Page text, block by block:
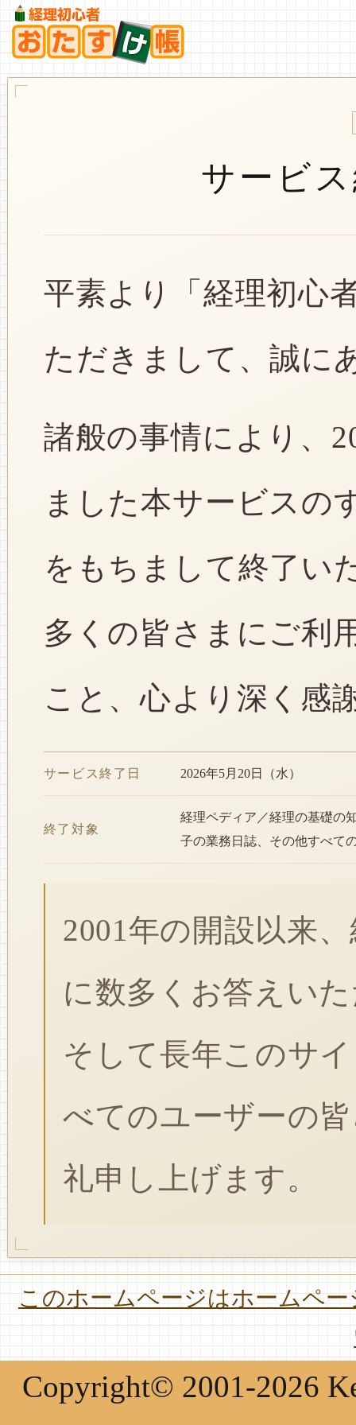
サービ
平素より「経理初心
ただきまして、誠に
諸般の事情により、
ました本サービスの
をもちまして終了い
多くの皆さまにご利
こと、心より深く感
サービス終了日 2026年5月20日（水）
終了対象
経理ペディア／経理の基礎の
子の業務日誌、その他すべて
2001年の開設以来
に数多くお答えい
そして長年このサ
べてのユーザーの
礼申し上げます。
このホームページはホームペ
Copyright© 2001-2026